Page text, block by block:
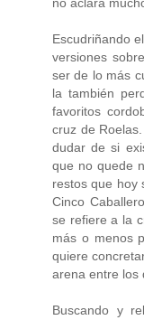
Escudriñando
versiones
ser de lo más
la también
favoritos
cruz de
dudar de si
que no quede
restos que hoy
Cinco
se refiere a la
más o menos
quiere
arena entre los
Buscando y